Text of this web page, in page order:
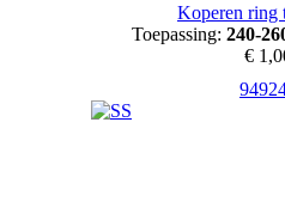
Koperen ring
Toepassing: 240-
€